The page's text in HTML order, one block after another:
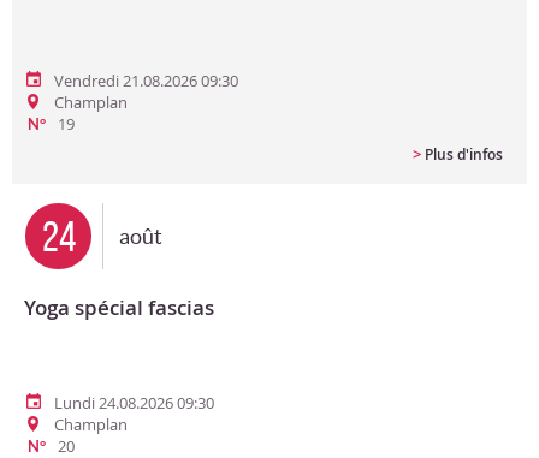
Vendredi 21.08.2026 09:30
Champlan
N°
19
> Plus d'infos
24 août
Yoga spécial fascias
Lundi 24.08.2026 09:30
Champlan
N° 20